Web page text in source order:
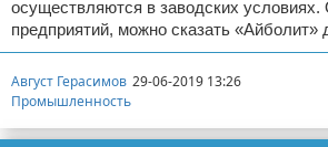
осуществляются в заводских условиях.
предприятий, можно сказать «Айболит»
Август Герасимов 29-06-2019 13:26
Промышленность